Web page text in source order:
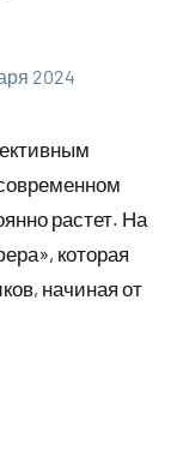
2024
растет. На
которая
начиная от